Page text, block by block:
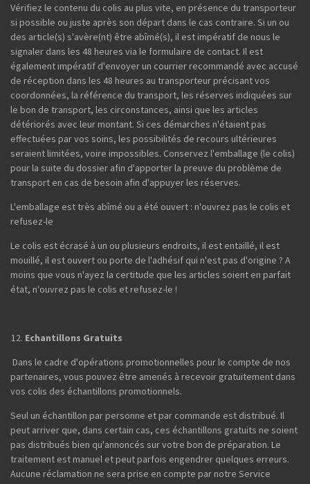
Vérifiez le contenu du colis au plus vite, en présence du transporteur
si possible ou juste après son départ dans le cas contraire. Si un ou
des article(s) s'avère(nt) être abîmé(s), il est impératif de nous le
signaler dans les 48 heures via le formulaire de contact. Il est
également impératif d'envoyer un courrier recommandé avec accusé
de réception dans les 48 heures au transporteur précisant vos
coordonnées, la référence du transport, les réserves indiquées sur
le bon de transport, les circonstances, ainsi que les articles
détériorés avec leur montant. Si ces démarches n'étaient pas
effectuées par vos soins, les possibilités de recours ultérieures
seraient limitées, voire impossibles. Conservez l'emballage (le colis)
pour la suite du dossier afin d'apporter la preuve du problème de
transport en cas de besoin afin d'appuyer les réserves.
L'emballage est très abîmé ou a été ouvert : n'ouvrez pas le colis et
refusez-le
Le colis est écrasé à un ou plusieurs endroits, il est entaillé, il est
mouillé, il est ouvert ou porte de l'adhésif qui n'est pas d'origine ? A
moins que vous n'ayez la certitude que les articles soient en parfait
état, n'ouvrez pas le colis et refusez-le !
Echantillons Gratuits
Dans le cadre d'opérations promotionnelles pour le compte de nos
partenaires, vous pouvez être amenés à recevoir gratuitement dans
vos colis des échantillons promotionnels.
Seul un échantillon par personne et par commande est distribué. Il
peut arriver que, dans certain cas, ces échantillons gratuits ne soient
pas distribués bien qu'annoncés sur votre bon de préparation. Le
traitement est manuel et peut parfois engendrer quelques erreurs.
Aucune réclamation ne sera prise en compte par notre Service